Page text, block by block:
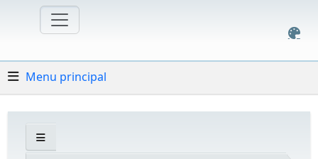
Menu principal